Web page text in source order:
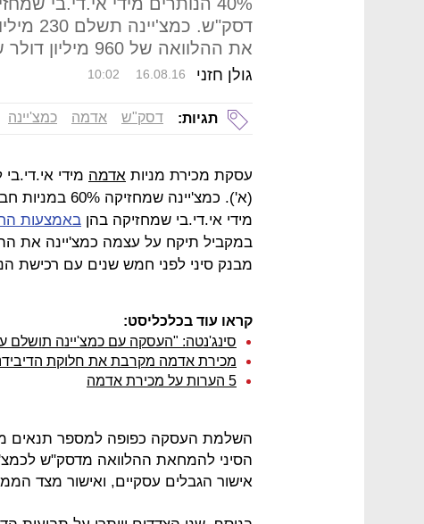
דסק"ש.
את ההלוואה של 960 מיליון דולר שנטלה דסק"ש
גולן חזני 10:02 16.08.16
תגיות: דסק"ש אדמה כמצ'יינה
עסקת מכירת מניות אדמה מידי
מידי אי.די.בי שמחזיקה בהן באמצעות
מבנק סיני לפני חמש שנים עם רכישת
קראו עוד בכלכליסט:
סינג'נטה: "העסקה עם כמצ'יינה תושלם
מכירת אדמה מקרבת את חלוקת
5 הערות על מכירת אדמה
השלמת העסקה כפופה למספר תנאים
הסיני להמחאת ההלוואה מדסק"ש
אישור הגבלים עסקיים, ואישור מצד